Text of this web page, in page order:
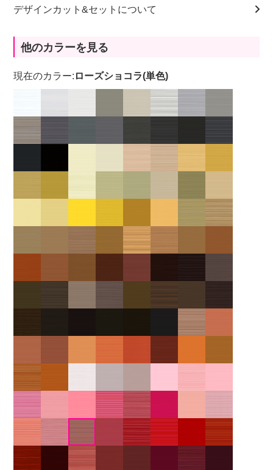
デザインカット&セットについて
他のカラーを見る
現在のカラー: ローズショコラ(単色)